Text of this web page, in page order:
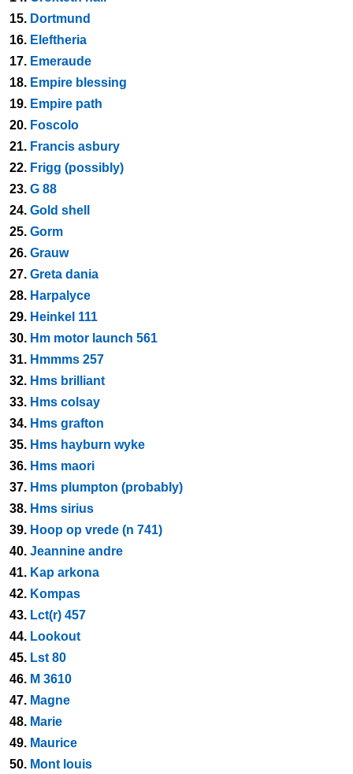
15. Dortmund
16. Eleftheria
17. Emeraude
18. Empire blessing
19. Empire path
20. Foscolo
21. Francis asbury
22. Frigg (possibly)
23. G 88
24. Gold shell
25. Gorm
26. Grauw
27. Greta dania
28. Harpalyce
29. Heinkel 111
30. Hm motor launch 561
31. Hmmms 257
32. Hms brilliant
33. Hms colsay
34. Hms grafton
35. Hms hayburn wyke
36. Hms maori
37. Hms plumpton (probably)
38. Hms sirius
39. Hoop op vrede (n 741)
40. Jeannine andre
41. Kap arkona
42. Kompas
43. Lct(r) 457
44. Lookout
45. Lst 80
46. M 3610
47. Magne
48. Marie
49. Maurice
50. Mont louis